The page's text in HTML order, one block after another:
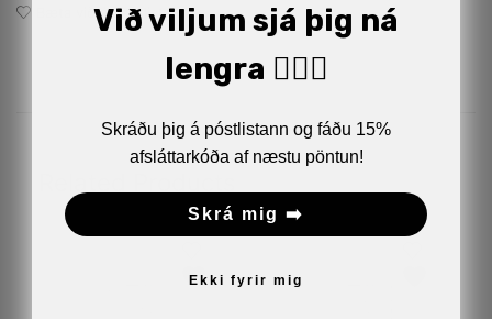
Bæta við á óskalistann
Við viljum sjá þig ná
lengra 🏋🏼‍♂️
Skráðu þig á póstlistann og fáðu 15%
afsláttarkóða af næstu pöntun!
Skrá mig ➡️
Ekki fyrir mig